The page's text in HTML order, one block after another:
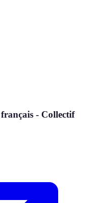
- Collectif